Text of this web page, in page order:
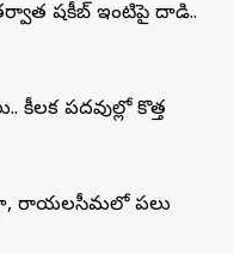
షకీబ్‌ ఇంటిపై దాడి..
కీలక పదవుల్లో కొత్త
రాయలసీమలో పలు